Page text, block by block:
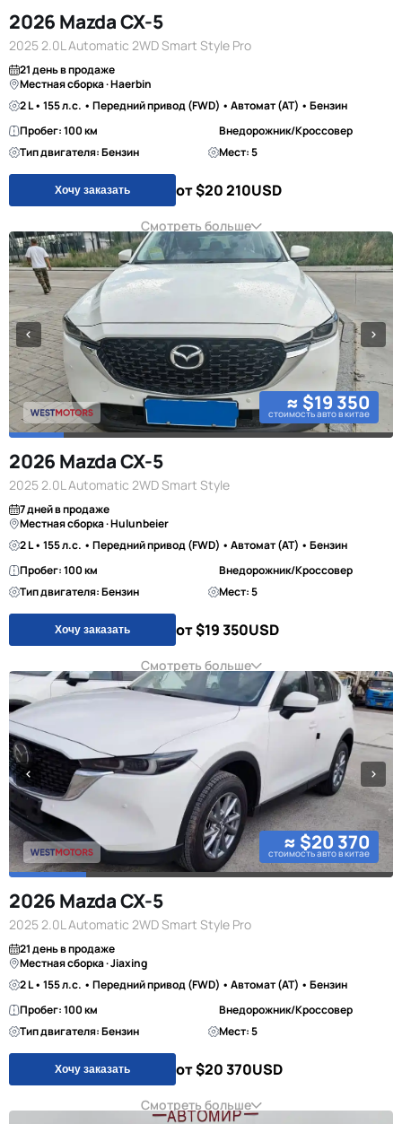
2026 Mazda CX-5
2025 2.0L Automatic 2WD Smart Style Pro
21 день в продаже
Местная сборка · Haerbin
2 L • 155 л.с. • Передний привод (FWD) • Автомат (AT) • Бензин
Пробег: 100 км
Внедорожник/Кроссовер
Тип двигателя: Бензин
Мест: 5
Хочу заказать от $20 210USD
Смотреть больше
≈ $19 350
стоимость авто в китае
2026 Mazda CX-5
2025 2.0L Automatic 2WD Smart Style
7 дней в продаже
Местная сборка · Hulunbeier
2 L • 155 л.с. • Передний привод (FWD) • Автомат (AT) • Бензин
Пробег: 100 км
Внедорожник/Кроссовер
Тип двигателя: Бензин
Мест: 5
Хочу заказать от $19 350USD
Смотреть больше
≈ $20 370
стоимость авто в китае
2026 Mazda CX-5
2025 2.0L Automatic 2WD Smart Style Pro
21 день в продаже
Местная сборка · Jiaxing
2 L • 155 л.с. • Передний привод (FWD) • Автомат (AT) • Бензин
Пробег: 100 км
Внедорожник/Кроссовер
Тип двигателя: Бензин
Мест: 5
Хочу заказать от $20 370USD
Смотреть больше